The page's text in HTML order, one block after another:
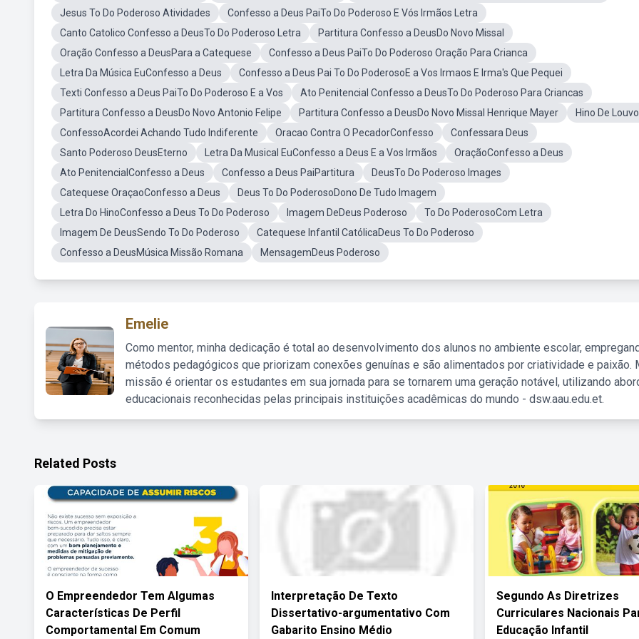
Jesus To Do Poderoso Atividades
Confesso a Deus PaiTo Do Poderoso E Vós Irmãos Letra
Canto Catolico Confesso a DeusTo Do Poderoso Letra
Partitura Confesso a DeusDo Novo Missal
Oração Confesso a DeusPara a Catequese
Confesso a Deus PaiTo Do Poderoso Oração Para Crianca
Letra Da Música EuConfesso a Deus
Confesso a Deus Pai To Do PoderosoE a Vos Irmaos E Irma's Que Pequei
Texti Confesso a Deus PaiTo Do Poderoso E a Vos
Ato Penitencial Confesso a DeusTo Do Poderoso Para Criancas
Partitura Confesso a DeusDo Novo Antonio Felipe
Partitura Confesso a DeusDo Novo Missal Henrique Mayer
Hino De
ConfessoAcordei Achando Tudo Indiferente
Oracao Contra O PecadorConfesso
Confessara Deus
Santo Poderoso DeusEterno
Letra Da Musical EuConfesso a Deus E a Vos Irmãos
OraçãoConfesso a Deus
Ato PenitencialConfesso a Deus
Confesso a Deus PaiPartitura
DeusTo Do Poderoso Images
Catequese OraçaoConfesso a Deus
Deus To Do PoderosoDono De Tudo Imagem
Letra Do HinoConfesso a Deus To Do Poderoso
Imagem DeDeus Poderoso
To Do PoderosoCom Letra
Imagem De DeusSendo To Do Poderoso
Catequese Infantil CatólicaDeus To Do Poderoso
Confesso a DeusMúsica Missão Romana
MensagemDeus Poderoso
Emelie
Como mentor, minha dedicação é total ao desenvolvimento dos alunos no ambiente escolar,
métodos pedagógicos que priorizam conexões genuínas e são alimentados por criatividade e paixão.
missão é orientar os estudantes em sua jornada para se tornarem uma geração notável, utilizando
educacionais reconhecidas pelas principais instituições acadêmicas do mundo - dsw.aau.edu.et.
Related Posts
O Empreendedor Tem Algumas
Características De Perfil
Comportamental Em Comum
Interpretação De Texto
Dissertativo-argumentativo Com
Gabarito Ensino Médio
Segundo As Diretrizes
Curriculares Nacionais
Educação Infantil